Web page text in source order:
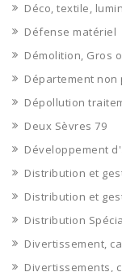
Déco, textile,
Défense matériel
Démolition, Gros
Département non
Dépollution
Deux Sèvres 79
Développement
Distribution et
Distribution et
Distribution
Divertissement,
Divertissements,